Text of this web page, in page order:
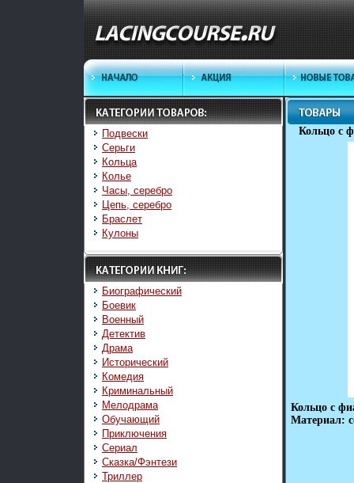
Подвески
Серьги
Кольца
Колье
Часы, серебро
Цепь, серебро
Браслет
Кулоны
Биографический
Боевик
Военный
Детектив
Драма
Исторический
Комедия
Криминальный
Мелодрама
Обучающий
Приключения
Сериал
Сказка/Фэнтези
Триллер
Кольцо с
Кольцо с
Материал: